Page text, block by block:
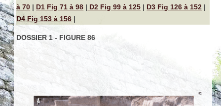
à 70 | D1 Fig 71 à 98 | D2 Fig 99 à 125 | D3 Fig 126 à 152 |
D4 Fig 153 à 156 |
DOSSIER 1 - FIGURE 86